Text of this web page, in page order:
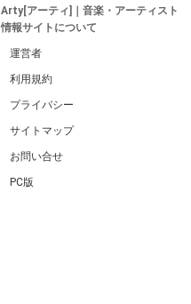
Arty[アーティ]｜音楽・アーティスト
情報サイトについて
運営者
利用規約
プライバシー
サイトマップ
お問い合せ
PC版